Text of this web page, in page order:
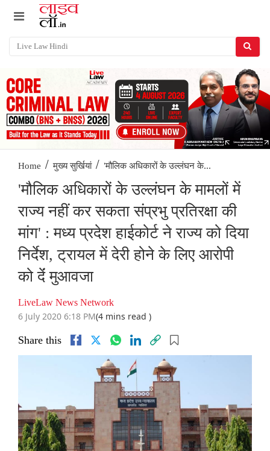
Home / मुख्य सुर्खियां / 'मौलिक अधिकारों के उल्लंघन के...
'मौलिक अधिकारों के उल्लंघन के मामलों में
राज्य नहीं कर सकता संप्रभु प्रतिरक्षा की
मांग' : मध्य प्रदेश हाईकोर्ट ने राज्य को दिया
निर्देश, ट्रायल में देरी होने के लिए आरोपी
को देंं मुआवजा
LiveLaw News Network
6 July 2020 6:18 PM(4 mins read )
Share this